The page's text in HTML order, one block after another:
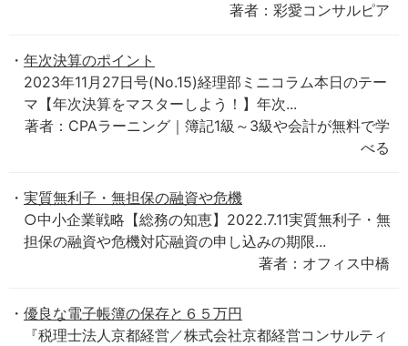
著者：彩愛コンサルピア
年次決算のポイント
2023年11月27日号(No.15)経理部ミニコラム本日のテー
マ【年次決算をマスターしよう！】年次...
著者：CPAラーニング｜簿記1級～3級や会計が無料で学
べる
実質無利子・無担保の融資や危機
○中小企業戦略【総務の知恵】2022.7.11実質無利子・無
担保の融資や危機対応融資の申し込みの期限...
著者：オフィス中橋
優良な電子帳簿の保存と６５万円
『税理士法人京都経営／株式会社京都経営コンサルティ